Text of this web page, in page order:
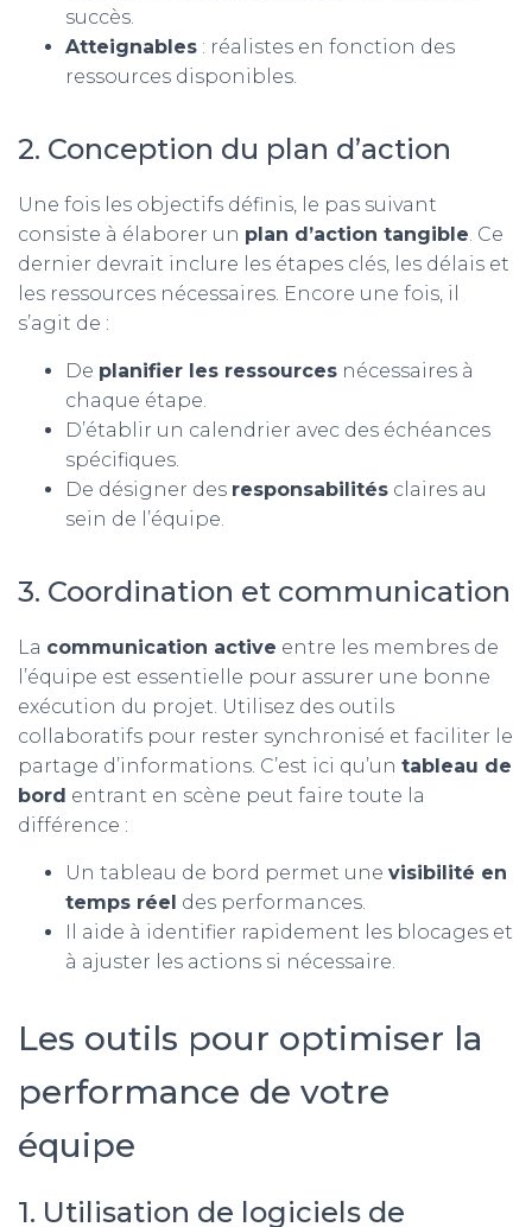
succès.
Atteignables : réalistes en fonction des
ressources disponibles.
2. Conception du plan d’action
Une fois les objectifs définis, le pas suivant
consiste à élaborer un plan d’action tangible. Ce
dernier devrait inclure les étapes clés, les délais et
les ressources nécessaires. Encore une fois, il
s’agit de :
De planifier les ressources nécessaires à
chaque étape.
D’établir un calendrier avec des échéances
spécifiques.
De désigner des responsabilités claires au
sein de l’équipe.
3. Coordination et communication
La communication active entre les membres de
l’équipe est essentielle pour assurer une bonne
exécution du projet. Utilisez des outils
collaboratifs pour rester synchronisé et faciliter le
partage d’informations. C’est ici qu’un tableau de
bord entrant en scène peut faire toute la
différence :
Un tableau de bord permet une visibilité en
temps réel des performances.
Il aide à identifier rapidement les blocages et
à ajuster les actions si nécessaire.
Les outils pour optimiser la
performance de votre
équipe
1. Utilisation de logiciels de